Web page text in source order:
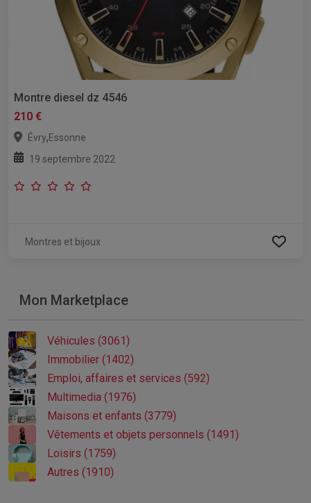
Montre diesel dz 4546
210 €
Évry,Essonne
19 septembre 2022
Montres et bijoux
Mon Marketplace
Véhicules (3061)
Immobilier (1402)
Emploi, affaires et services (592)
Multimedia (1976)
Maisons et enfants (3779)
Vêtements et objets personnels (1491)
Loisirs (1759)
Autres (1910)